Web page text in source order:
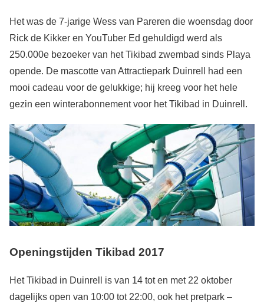
Het was de 7-jarige Wess van Pareren die woensdag door
Rick de Kikker en YouTuber Ed gehuldigd werd als
250.000e bezoeker van het Tikibad zwembad sinds Playa
opende. De mascotte van Attractiepark Duinrell had een
mooi cadeau voor de gelukkige; hij kreeg voor het hele
gezin een winterabonnement voor het Tikibad in Duinrell.
Openingstijden Tikibad 2017
Het Tikibad in Duinrell is van 14 tot en met 22 oktober
dagelijks open van 10:00 tot 22:00, ook het pretpark –